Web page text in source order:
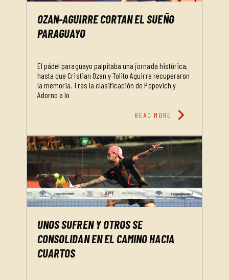
OZAN-AGUIRRE CORTAN EL SUEÑO
PARAGUAYO
El pádel paraguayo palpitaba una jornada histórica,
hasta que Cristian Ozan y Tolito Aguirre recuperaron
la memoria. Tras la clasificación de Popovich y
Adorno a lo
READ MORE chevron_right
UNOS SUFREN Y OTROS SE
CONSOLIDAN EN EL CAMINO HACIA
CUARTOS